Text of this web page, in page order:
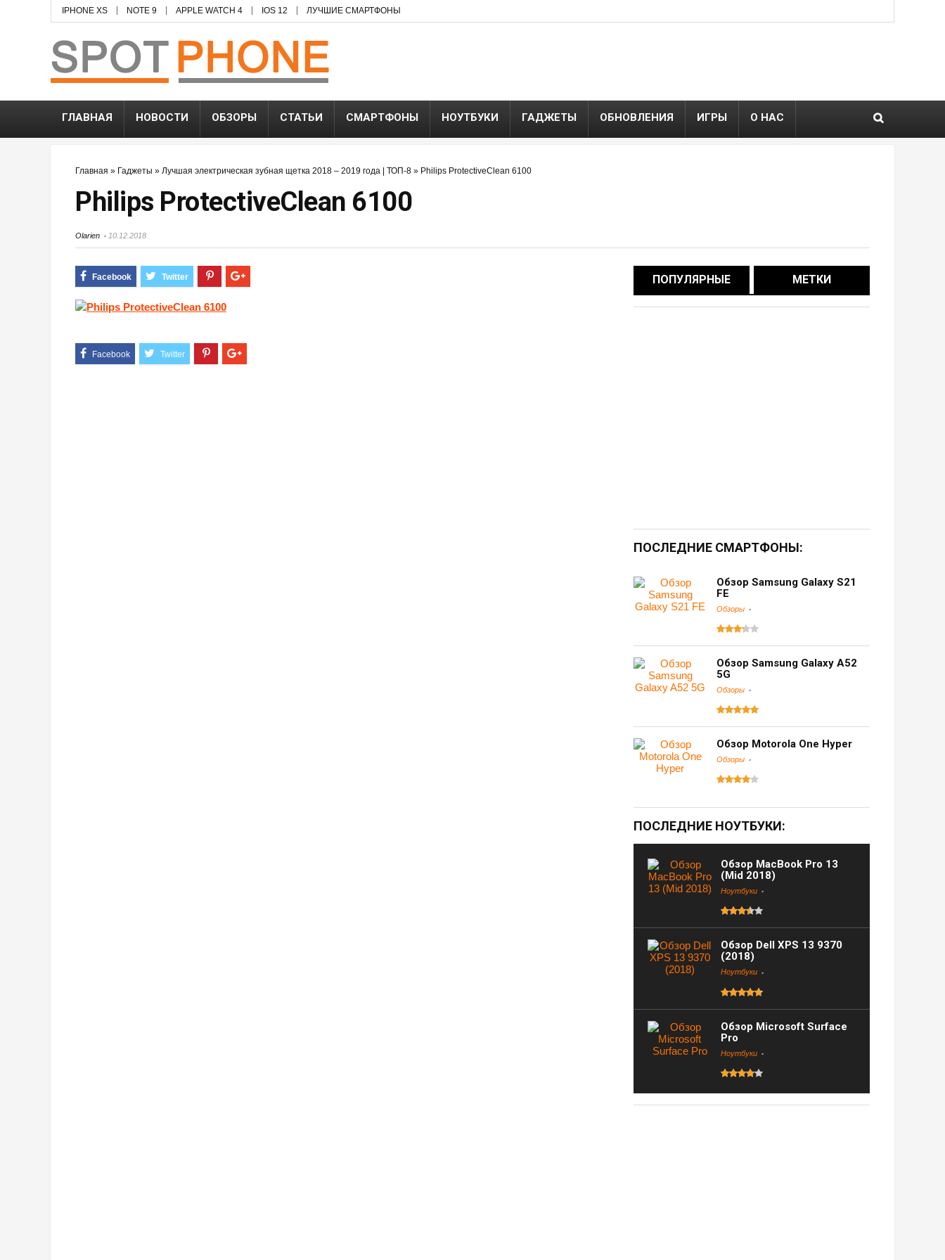
IPHONE XS NOTE 9 APPLE WATCH 4 IOS 12 ЛУЧШИЕ СМАРТФОНЫ
ГЛАВНАЯ НОВОСТИ ОБЗОРЫ СТАТЬИ СМАРТФОНЫ НОУТБУКИ ГАДЖЕТЫ ОБНОВЛЕНИЯ ИГРЫ О НАС
Главная » Гаджеты » Лучшая электрическая зубная щетка 2018 – 2019 года | ТОП-8 » Philips ProtectiveClean 6100
Philips ProtectiveClean 6100
Olarien 10.12.2018
ПОПУЛЯРНЫЕ МЕТКИ
ПОСЛЕДНИЕ СМАРТФОНЫ:
Обзор Samsung Galaxy S21
FE
Обзоры
Обзор Samsung Galaxy A52
5G
Обзоры
Обзор Motorola One Hyper
Обзоры
ПОСЛЕДНИЕ НОУТБУКИ:
Обзор MacBook Pro 13
(Mid 2018)
Ноутбуки
Обзор Dell XPS 13 9370
(2018)
Ноутбуки
Обзор Microsoft Surface
Pro
Ноутбуки